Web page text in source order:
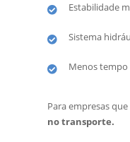
Estabilidade
Sistema
Menos tempo
Para empresas
no transporte.